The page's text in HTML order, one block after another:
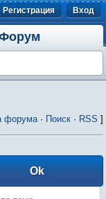
Регистрация Вход
форума· Поиск · RSS ]